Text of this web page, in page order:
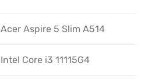
Acer Aspire 5 Slim A514
Intel Core i3 11115G4